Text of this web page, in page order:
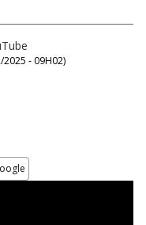
2025 - 09H02)